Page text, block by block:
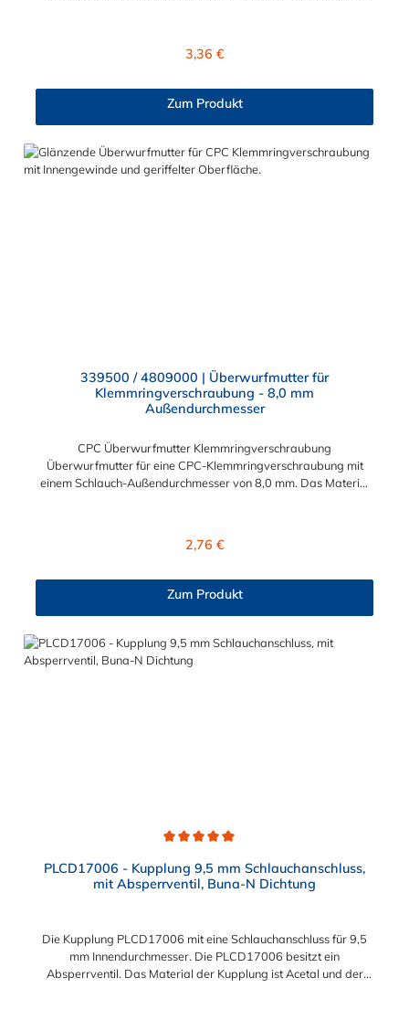
diesen Stecker mit allen Kupplungen der PLC-, PLC12- und LC-
Regulärer Preis:
3,36 €
Zum Produkt
339500 / 4809000 | Überwurfmutter für
Klemmringverschraubung - 8,0 mm
Außendurchmesser
CPC Überwurfmutter Klemmringverschraubung
Überwurfmutter für eine CPC-Klemmringverschraubung mit
einem Schlauch-Außendurchmesser von 8,0 mm. Das Material
Regulärer Preis:
2,76 €
Zum Produkt
PLCD17006 - Kupplung 9,5 mm Schlauchanschluss,
mit Absperrventil, Buna-N Dichtung
Die Kupplung PLCD17006 mit eine Schlauchanschluss für 9,5
mm Innendurchmesser. Die PLCD17006 besitzt ein
Absperrventil. Das Material der Kupplung ist Acetal und der